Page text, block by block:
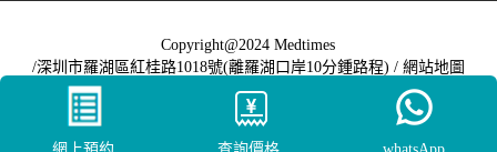
Copyright@2024 Medtimes
/深圳市羅湖區紅桂路1018號(離羅湖口岸10分鍾路程) / 網站地圖